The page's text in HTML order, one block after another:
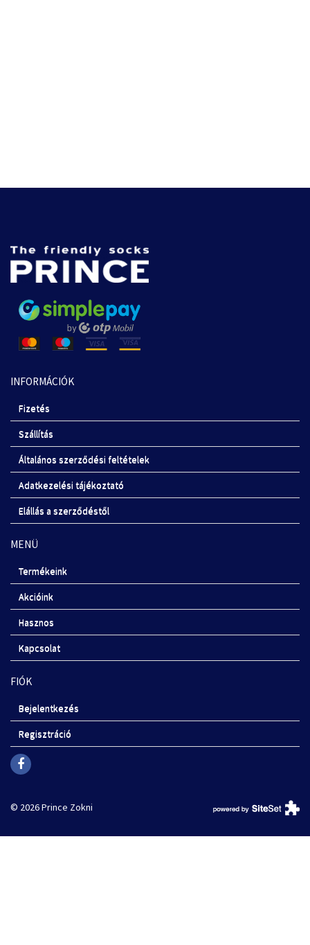
INFORMÁCIÓK
Fizetés
Szállítás
Általános szerződési feltételek
Adatkezelési tájékoztató
Elállás a szerződéstől
MENÜ
Termékeink
Akcióink
Hasznos
Kapcsolat
FIÓK
Bejelentkezés
Regisztráció
© 2026 Prince Zokni